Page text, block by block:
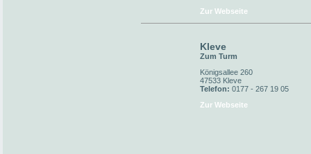
Zur Webseite
Kleve
Zum Turm
Königsallee 260
47533 Kleve
Telefon: 0177 - 267 19 05
Zur Webseite